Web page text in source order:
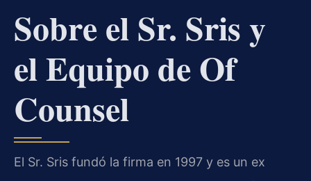
Sobre el Sr. Sris y
el Equipo de Of
Counsel
El Sr. Sris fundó la firma en 1997 y es un ex